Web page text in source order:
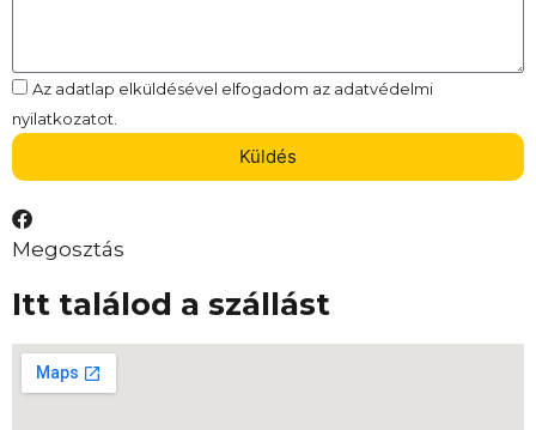
Az adatlap elküldésével elfogadom az adatvédelmi
nyilatkozatot.
Küldés
Megosztás
Itt találod a szállást